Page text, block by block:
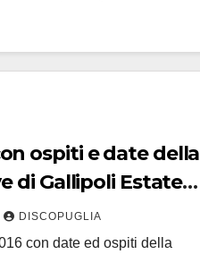
ospiti e date della
di Gallipoli Estate
DISCOPUGLIA
con date ed ospiti della